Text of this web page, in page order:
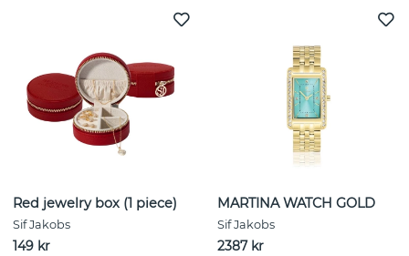
Red jewelry box (1 piece)
Sif Jakobs
149 kr
MARTINA WATCH GOLD
Sif Jakobs
2387 kr